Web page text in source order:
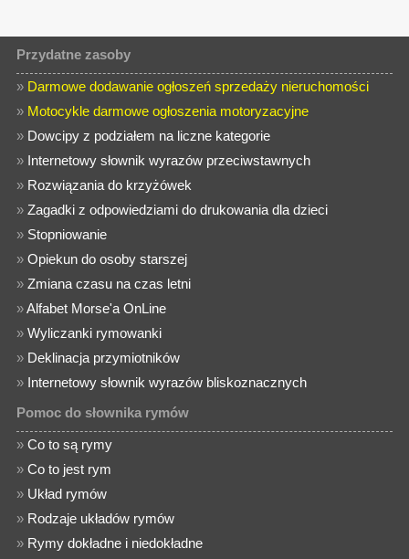
Przydatne zasoby
» Darmowe dodawanie ogłoszeń sprzedaży nieruchomości
» Motocykle darmowe ogłoszenia motoryzacyjne
» Dowcipy z podziałem na liczne kategorie
» Internetowy słownik wyrazów przeciwstawnych
» Rozwiązania do krzyżówek
»Zagadki z odpowiedziami do drukowania dla dzieci
» Stopniowanie
»Opiekun do osoby starszej
»Zmiana czasu na czas letni
»Alfabet Morse'a OnLine
»Wyliczanki rymowanki
» Deklinacja przymiotników
» Internetowy słownik wyrazów bliskoznacznych
Pomoc do słownika rymów
»Co to są rymy
»Co to jest rym
» Układ rymów
» Rodzaje układów rymów
» Rymy dokładne i niedokładne